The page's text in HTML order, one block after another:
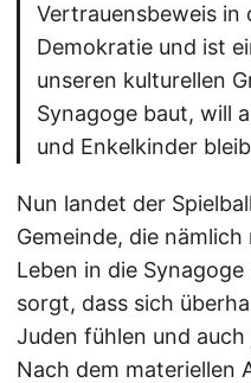
Vertrauensbeweis in
Demokratie und ist
unseren kulturellen
Synagoge baut, will
und Enkelkinder
Nun landet der
Gemeinde, die
Leben in die
sorgt, dass sich
Juden fühlen und
Nach dem materiellen